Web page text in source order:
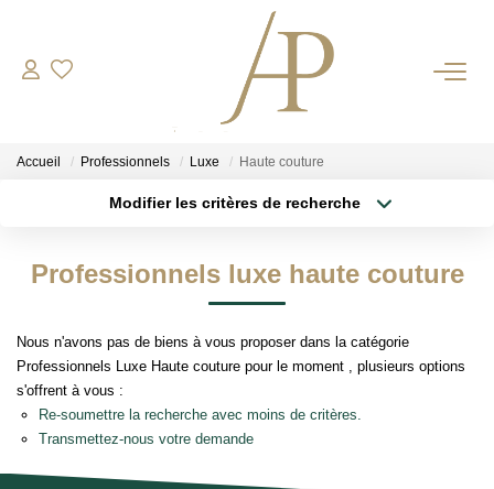
RECRUTEMENT
ESTIMER
Votre Bien
NOS AGENCES
Accueil Professionnels Luxe Haute couture
Modifier les critères de recherche
Type de bien
Budget max Plus de critères
Professionnels luxe haute couture
Nous n'avons pas de biens à vous proposer dans la catégorie
Professionnels Luxe Haute couture pour le moment , plusieurs options
s'offrent à vous :
Re-soumettre la recherche avec moins de critères.
Transmettez-nous votre demande